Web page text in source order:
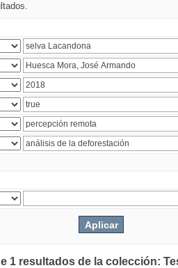
1 resultados de la colección: